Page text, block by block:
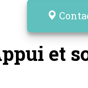
et